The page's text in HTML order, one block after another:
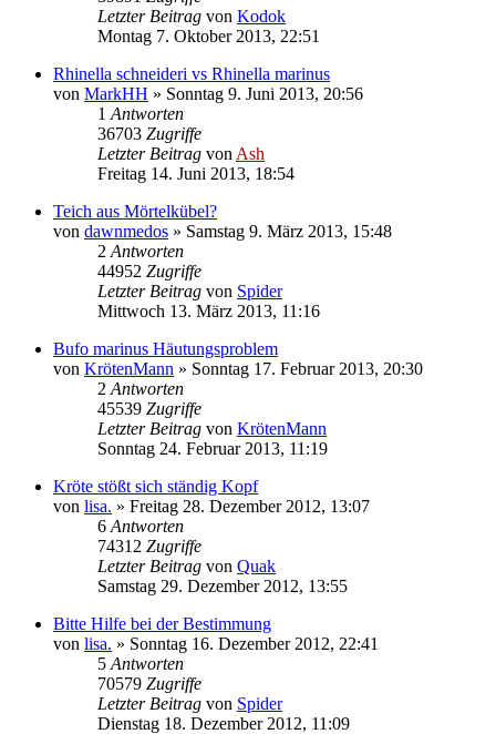
Letzter Beitrag von Kodok
Montag 7. Oktober 2013, 22:51
Rhinella schneideri vs Rhinella marinus
von MarkHH » Sonntag 9. Juni 2013, 20:56
1 Antworten
36703 Zugriffe
Letzter Beitrag von Ash
Freitag 14. Juni 2013, 18:54
Teich aus Mörtelkübel?
von dawnmedos » Samstag 9. März 2013, 15:48
2 Antworten
44952 Zugriffe
Letzter Beitrag von Spider
Mittwoch 13. März 2013, 11:16
Bufo marinus Häutungsproblem
von KrötenMann » Sonntag 17. Februar 2013, 20:30
2 Antworten
45539 Zugriffe
Letzter Beitrag von KrötenMann
Sonntag 24. Februar 2013, 11:19
Kröte stößt sich ständig Kopf
von lisa. » Freitag 28. Dezember 2012, 13:07
6 Antworten
74312 Zugriffe
Letzter Beitrag von Quak
Samstag 29. Dezember 2012, 13:55
Bitte Hilfe bei der Bestimmung
von lisa. » Sonntag 16. Dezember 2012, 22:41
5 Antworten
70579 Zugriffe
Letzter Beitrag von Spider
Dienstag 18. Dezember 2012, 11:09